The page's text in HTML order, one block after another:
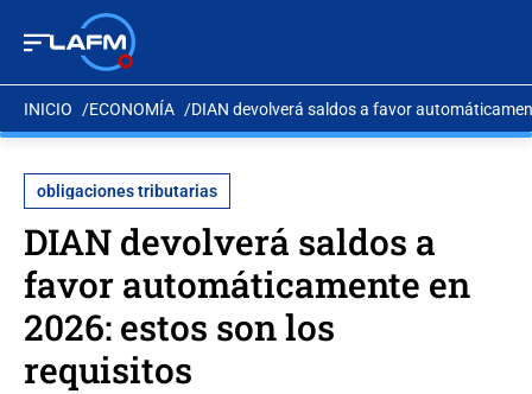
INICIO ECONOMÍA DIAN devolverá saldos a favor
obligaciones tributarias
DIAN devolverá saldos a
favor automáticamente en
2026: estos son los
requisitos